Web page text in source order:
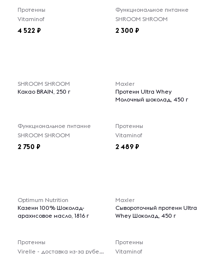
Протеины
Vitaminof
4 522
Функциональное питание
SHROOM SHROOM
2 300
SHROOM SHROOM
Какао BRAIN, 250 г
Функциональное питание
SHROOM SHROOM
2 750
Maxler
Протеин Ultra Whey
Молочный шоколад, 450 г
Протеины
Vitaminof
2 489
Optimum Nutrition
Казеин 100% Шоколад-
арахисовое масло, 1816 г
Протеины
Virelle - доставка из-за рубежа
Maxler
Сывороточный протеин Ultra
Whey Шоколад, 450 г
Протеины
Vitaminof